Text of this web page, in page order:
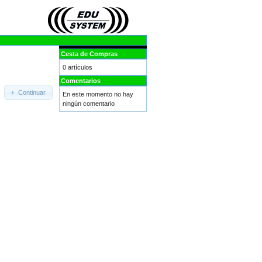
Continuar
Cesta de Compras
0 artículos
Comentarios
En este momento no hay
ningún comentario